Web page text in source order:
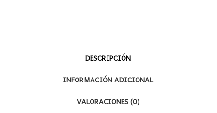
DESCRIPCIÓN
INFORMACIÓN ADICIONAL
VALORACIONES (0)